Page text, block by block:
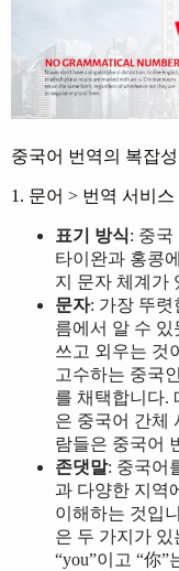
중국어 번역의 복잡성
1. 문어 > 번역 서비스
표기 방식: 중국
타이완과 홍콩
지 문자 체계가
문자: 가장 뚜렷
름에서 알 수 있
쓰고 외우는 것
고수하는 중국
를 채택합니다.
은 중국어 간체
람들은 중국어
존댓말: 중국어
과 다양한 지역
이해하는 것입
은 두 가지가 있
“you”이고 “你